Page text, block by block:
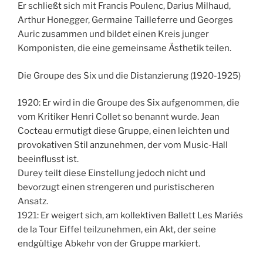
Er schließt sich mit Francis Poulenc, Darius Milhaud,
Arthur Honegger, Germaine Tailleferre und Georges
Auric zusammen und bildet einen Kreis junger
Komponisten, die eine gemeinsame Ästhetik teilen.
Die Groupe des Six und die Distanzierung (1920-1925)
1920: Er wird in die Groupe des Six aufgenommen, die
vom Kritiker Henri Collet so benannt wurde. Jean
Cocteau ermutigt diese Gruppe, einen leichten und
provokativen Stil anzunehmen, der vom Music-Hall
beeinflusst ist.
Durey teilt diese Einstellung jedoch nicht und
bevorzugt einen strengeren und puristischeren
Ansatz.
1921: Er weigert sich, am kollektiven Ballett Les Mariés
de la Tour Eiffel teilzunehmen, ein Akt, der seine
endgültige Abkehr von der Gruppe markiert.